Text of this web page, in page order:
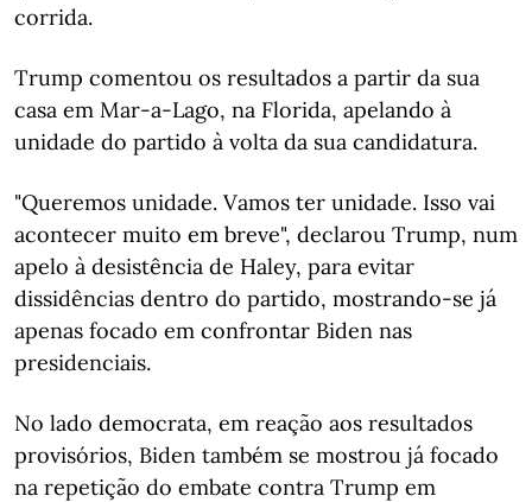
corrida.
Trump comentou os resultados a partir da sua
casa em Mar-a-Lago, na Florida, apelando à
unidade do partido à volta da sua candidatura.
"Queremos unidade. Vamos ter unidade. Isso vai
acontecer muito em breve", declarou Trump, num
apelo à desistência de Haley, para evitar
dissidências dentro do partido, mostrando-se já
apenas focado em confrontar Biden nas
presidenciais.
No lado democrata, em reação aos resultados
provisórios, Biden também se mostrou já focado
na repetição do embate contra Trump em